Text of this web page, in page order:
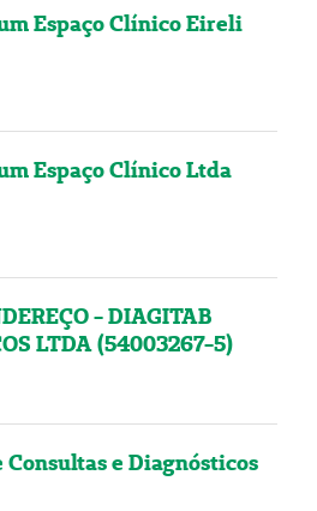
Espaço Clínico Eireli
Espaço Clínico Ltda
- DIAGITAB
LTDA (54003267-5)
e Diagnósticos